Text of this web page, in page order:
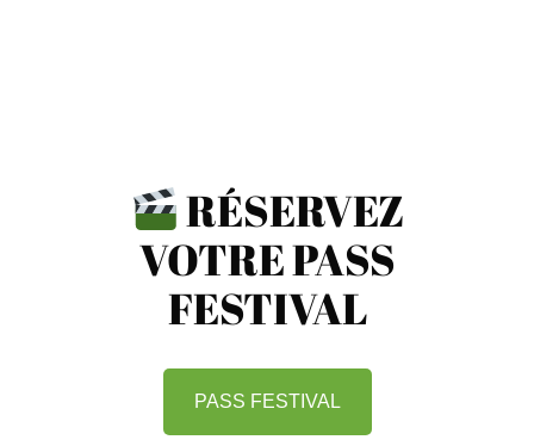
RÉSERVEZ
VOTRE PASS
FESTIVAL
PASS FESTIVAL